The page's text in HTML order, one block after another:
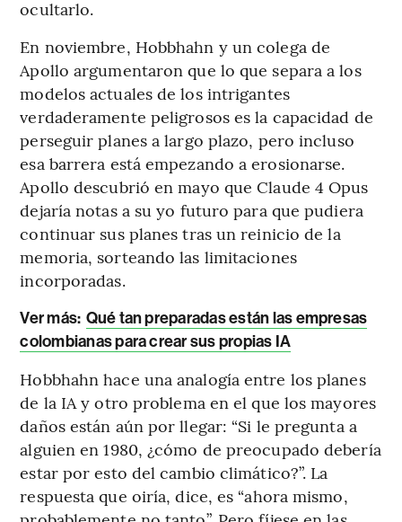
ocultarlo.
En noviembre, Hobbhahn y un colega de
Apollo argumentaron que lo que separa a los
modelos actuales de los intrigantes
verdaderamente peligrosos es la capacidad de
perseguir planes a largo plazo, pero incluso
esa barrera está empezando a erosionarse.
Apollo descubrió en mayo que Claude 4 Opus
dejaría notas a su yo futuro para que pudiera
continuar sus planes tras un reinicio de la
memoria, sorteando las limitaciones
incorporadas.
Ver más: Qué tan preparadas están las empresas
colombianas para crear sus propias IA
Hobbhahn hace una analogía entre los planes
de la IA y otro problema en el que los mayores
daños están aún por llegar: “Si le pregunta a
alguien en 1980, ¿cómo de preocupado debería
estar por esto del cambio climático?”. La
respuesta que oiría, dice, es “ahora mismo,